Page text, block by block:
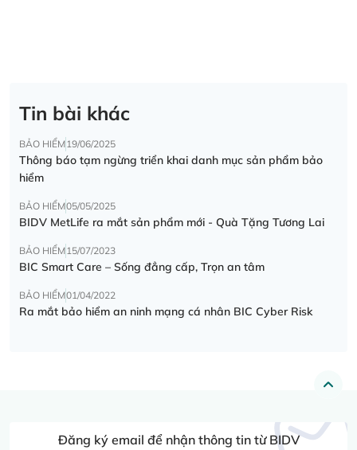
Tin bài khác
BẢO HIỂM19/06/2025
Thông báo tạm ngừng triển khai danh mục sản phẩm bảo
hiểm
BẢO HIỂM05/05/2025
BIDV MetLife ra mắt sản phẩm mới - Quà Tặng Tương Lai
BẢO HIỂM15/07/2023
BIC Smart Care – Sống đẳng cấp, Trọn an tâm
BẢO HIỂM01/04/2022
Ra mắt bảo hiểm an ninh mạng cá nhân BIC Cyber Risk
Đăng ký email để nhận thông tin từ BIDV